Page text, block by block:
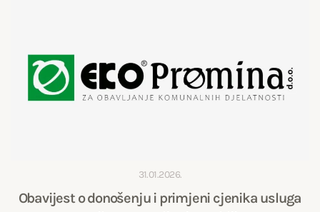
31.01.2026.
Obavijest o donošenju i primjeni cjenika usluga